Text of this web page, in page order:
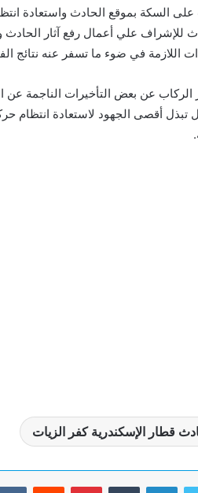
على السكة بموقع الحادث واستعادة
للإشراف علي أعمال رفع آثار الحادث
اللازمة في ضوء ما تسفر عنه نتائج
عن بعض التأخيرات الناجمة عن
تبذل أقصى الجهود لاستعادة
قطار الإسكندرية كفر الزيات
لينكدإن ‏Tumblr بينتيريست
‏Reddit
السيسي